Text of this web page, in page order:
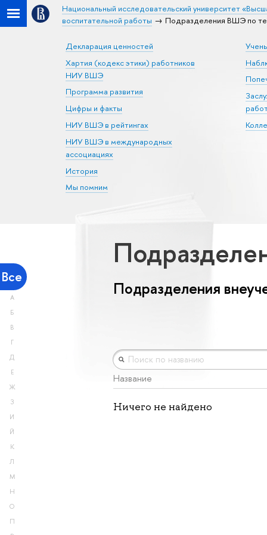
Национальный исследовательский университет
воспитательной работы
Подразделения ВШЭ по
Декларация ценностей
Хартия (кодекс этики) работников
НИУ ВШЭ
Программа развития
Цифры и факты
НИУ ВШЭ в рейтингах
НИУ ВШЭ в международных
ассоциациях
История
Мы помним
Все
А
Б
В
Г
Д
Е
Ж
З
И
Й
К
Л
М
Н
О
П
Подразделения
Название
Ничего не найдено